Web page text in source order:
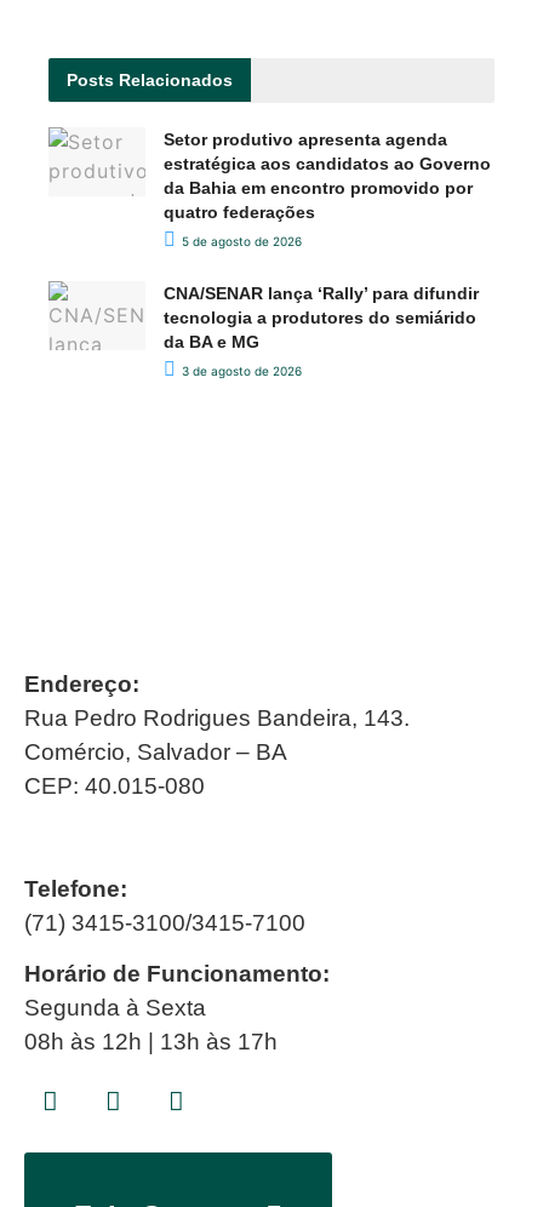
Posts Relacionados
Setor produtivo apresenta agenda
estratégica aos candidatos ao Governo
da Bahia em encontro promovido por
quatro federações
5 de agosto de 2026
CNA/SENAR lança ‘Rally’ para difundir
tecnologia a produtores do semiárido
da BA e MG
3 de agosto de 2026
Endereço:
Rua Pedro Rodrigues Bandeira, 143.
Comércio, Salvador – BA
CEP: 40.015-080
Telefone:
(71) 3415-3100/3415-7100
Horário de Funcionamento:
Segunda à Sexta
08h às 12h | 13h às 17h